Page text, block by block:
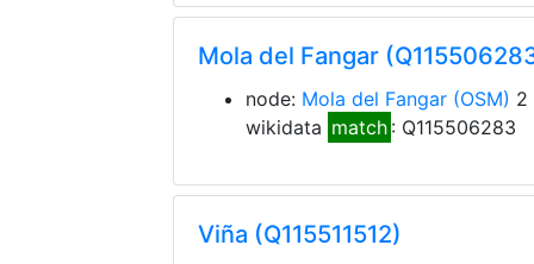
Mola del Fangar
node: Mola del Fangar (OSM) 2
wikidata match : Q115506283
Viña (Q115511512)